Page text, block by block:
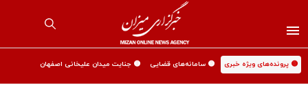
🟡 پرونده‌های ویژه خبری 🟡 سامانه‌های قضایی 🟡 جنایت میدان علیخانی اصفهان